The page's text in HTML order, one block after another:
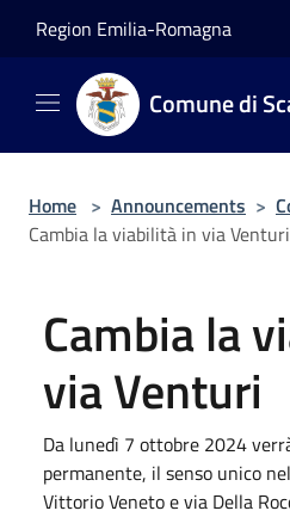
Region Emilia-Romagna
Comune di
Home > Announcements >
Cambia la viabilità in via Venturi
Cambia la
via Venturi
Da lunedì 7 ottobre 2024
permanente, il senso unico
Vittorio Veneto e via Della